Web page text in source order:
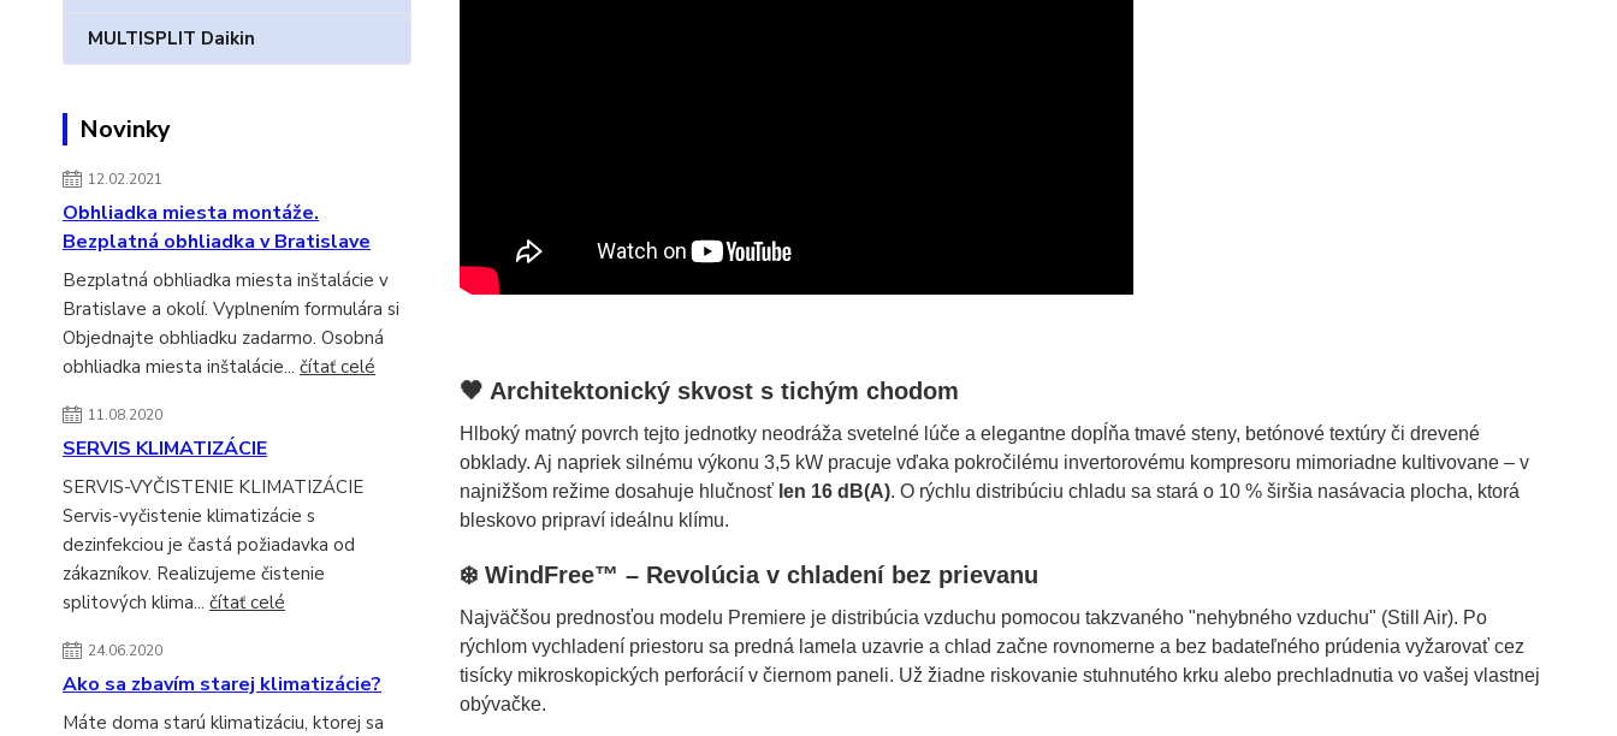
MULTISPLIT Daikin
Novinky
12.02.2021
Obhliadka miesta montáže.
Bezplatná obhliadka v Bratislave
Bezplatná obhliadka miesta inštalácie v
Bratislave a okolí. Vyplnením formulára si
Objednajte obhliadku zadarmo. Osobná
obhliadka miesta inštalácie... čítať celé
11.08.2020
SERVIS KLIMATIZÁCIE
SERVIS-VYČISTENIE KLIMATIZÁCIE
Servis-vyčistenie klimatizácie s
dezinfekciou je častá požiadavka od
zákazníkov. Realizujeme čistenie
splitových klima... čítať celé
24.06.2020
Ako sa zbavím starej klimatizácie?
Máte doma starú klimatizáciu, ktorej sa
🖤 Architektonický skvost s tichým chodom
Hlboký matný povrch tejto jednotky neodráža svetelné lúče a elegantne dopĺňa tmavé steny, betónové textúry či drevené
obklady. Aj napriek silnému výkonu 3,5 kW pracuje vďaka pokročilému invertorovému kompresoru mimoriadne kultivovane – v
najnižšom režime dosahuje hlučnosť len 16 dB(A). O rýchlu distribúciu chladu sa stará o 10 % širšia nasávacia plocha, ktorá
bleskovo pripraví ideálnu klímu.
❄️ WindFree™ – Revolúcia v chladení bez prievanu
Najväčšou prednosťou modelu Premiere je distribúcia vzduchu pomocou takzvaného "nehybného vzduchu" (Still Air). Po
rýchlom vychladení priestoru sa predná lamela uzavrie a chlad začne rovnomerne a bez badateľného prúdenia vyžarovať cez
tisícky mikroskopických perforácií v čiernom paneli. Už žiadne riskovanie stuhnutého krku alebo prechladnutia vo vašej vlastnej
obývačke.